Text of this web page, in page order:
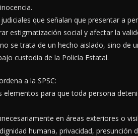
que señalan que presentar a
estigmatización social y afectar la
se trata de un hecho aislado, sino de
custodia de la Policía Estatal.
a la SPSC:
elementos para que toda persona
en áreas exteriores o
humana, privacidad, presunción